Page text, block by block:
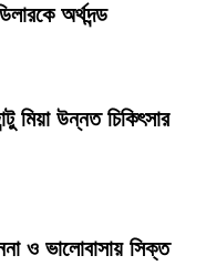
অর্থদন্ড
মিয়া উন্নত চিকিৎসার
ও ভালোবাসায় সিক্ত